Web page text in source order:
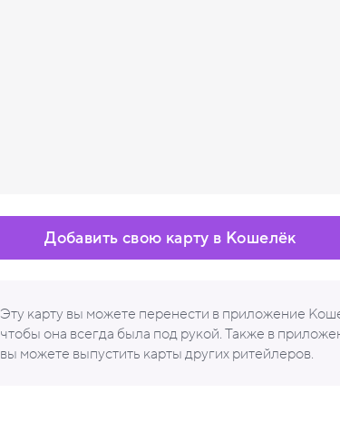
Эту карту вы можете перенести в приложение
чтобы она всегда была под рукой. Также в
вы можете выпустить карты других ритейлеров.
Добавить свою карту в Кошелёк